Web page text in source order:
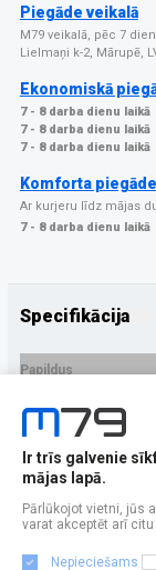
Piegāde veikalā
M79 veikalā, pēc 7
Lielmaņi k-2, Mārupē,
Ekonomiskā
7 - 8 darba dienu laikā
7 - 8 darba dienu laikā
7 - 8 darba dienu laikā
Komforta piegāde
Ar kurjeru līdz mājas
7 - 8 darba dienu laikā
Specifikācija
Papildus
Ražotājs
PRECES APRAKSTS
EAN - 5906146489929
Ir trīs galvenie
mājas lapā.
Pārlūkojot vietni, jūs
varat akceptēt arī
Nepieciešams